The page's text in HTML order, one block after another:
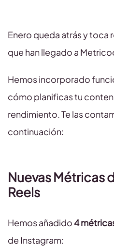
Enero queda atrás y toca
que han llegado a
Hemos incorporado
cómo planificas tu
rendimiento. Te las
continuación:
Nuevas Métricas
Reels
Hemos añadido4
de Instagram: